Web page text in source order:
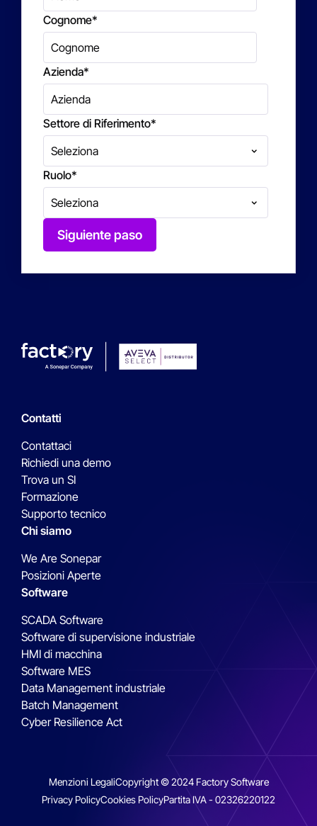
Cognome*
Azienda*
Settore di Riferimento*
Ruolo*
Siguiente paso
Contatti
Contattaci
Richiedi una demo
Trova un SI
Formazione
Supporto tecnico
Chi siamo
We Are Sonepar
Posizioni Aperte
Software
SCADA Software
Software di supervisione industriale
HMI di macchina
Software MES
Data Management industriale
Batch Management
Cyber Resilience Act
Menzioni LegaliCopyright © 2024 Factory Software
Privacy PolicyCookies PolicyPartita IVA - 02326220122